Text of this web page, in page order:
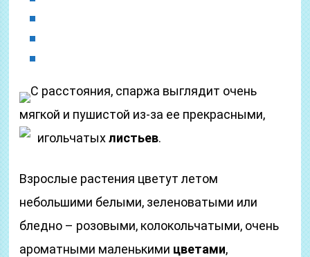
С расстояния, спаржа выглядит очень
мягкой и пушистой из-за ее прекрасными,
игольчатыхлистьев.
Взрослые растения цветут летом
небольшими белыми, зеленоватыми или
бледно – розовыми, колокольчатыми, очень
ароматными маленькими цветами,